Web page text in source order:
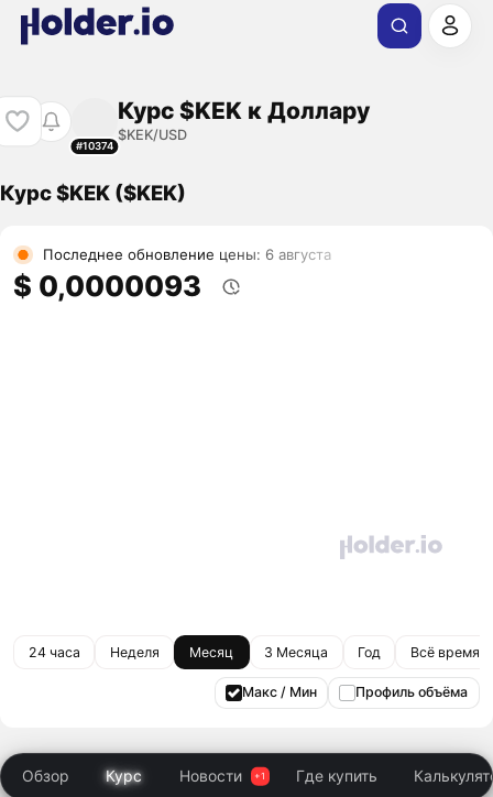
#10374
Курс $KEK к Доллару
$KEK/USD
Курс $KEK ($KEK)
Последнее обновление цены: 6 августа
$ 0,0000093
24 часа Неделя Месяц 3 Месяца Год Всё время
Макс / Мин Профиль объёма
Обзор Курс Новости Где купить